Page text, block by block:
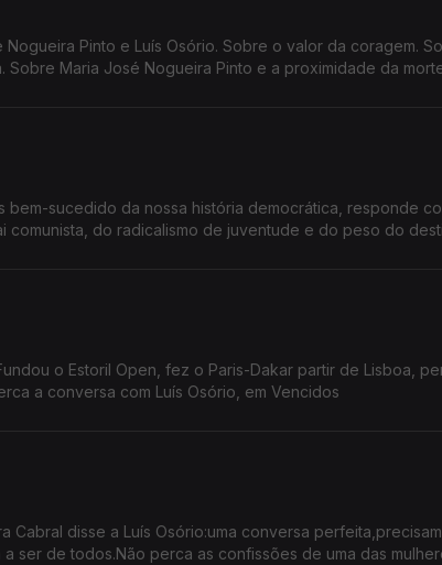
Nogueira Pinto e Luís Osório. Sobre o valor da coragem.
Sobre Maria José Nogueira Pinto e a proximidade da
sucedido da nossa história democrática, responde
comunista, do radicalismo de juventude e do peso do
o Estoril Open, fez o Paris-Dakar partir de Lisboa,
a conversa com Luís Osório, em Vencidos
Cabral disse a Luís Osório:uma conversa
a ser de todos.Não perca as confissões de uma das